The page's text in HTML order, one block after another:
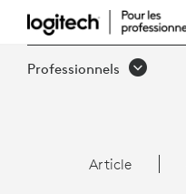
GUIDE
DES
TAA/NDAA
Professionnels
Article